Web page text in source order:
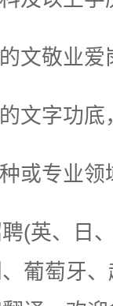
文敬业
文字功
或专业领
(英、日
葡萄牙